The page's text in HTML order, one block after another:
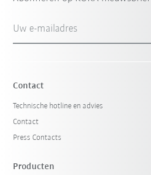
Uw e-mailadres
Contact
Technische hotline en advies
Contact
Press Contacts
Producten